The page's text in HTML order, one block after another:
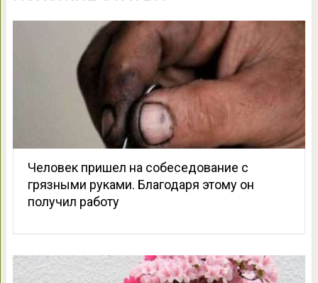
Человек пришел на собеседование с
грязными руками. Благодаря этому он
получил работу